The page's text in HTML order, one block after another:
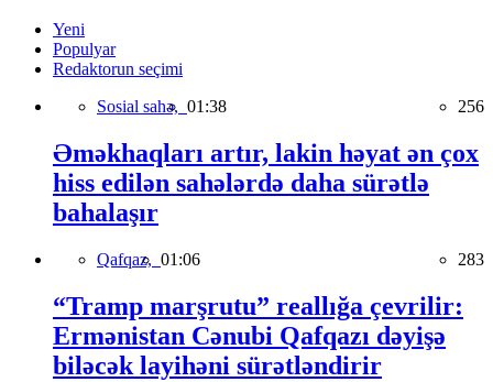
Yeni
Populyar
Redaktorun seçimi
Sosial sahə, 01:38 256
Əməkhaqları artır, lakin həyat ən çox
hiss edilən sahələrdə daha sürətlə
bahalaşır
Qafqaz, 01:06 283
“Tramp marşrutu” reallığa çevrilir:
Ermənistan Cənubi Qafqazı dəyişə
biləcək layihəni sürətləndirir